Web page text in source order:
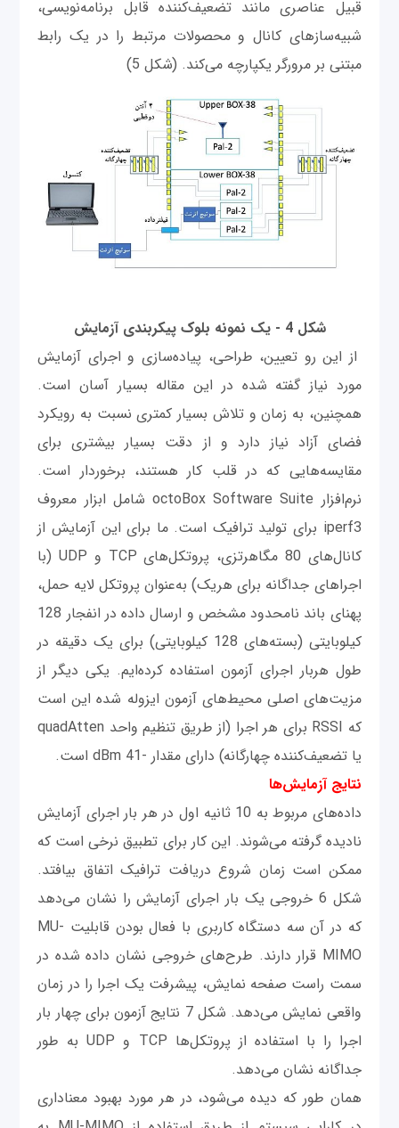
قبیل عناصری مانند تضعیف‌کننده قابل برنامه‌نویسی،
شبیه‌سازهای کانال و محصولات مرتبط را در یک رابط
مبتنی بر مرورگر یکپارچه می‌کند. (شکل 5)
شکل 4 - یک نمونه بلوک پیکربندی آزمایش
از این رو تعیین، طراحی، پیاده‌سازی و اجرای آزمایش
مورد نیاز گفته شده در این مقاله بسیار آسان است.
همچنین، به زمان و تلاش بسیار کمتری نسبت به رویکرد
فضای آزاد نیاز دارد و از دقت بسیار بیشتری برای
مقایسه‌هایی که در قلب کار هستند، برخوردار است.
نرم‌افزار octoBox Software Suite شامل ابزار معروف
iperf3 برای تولید ترافیک است. ما برای این آزمایش از
کانال‌های 80 مگاهرتزی، پروتکل‌های TCP و UDP (با
اجراهای جداگانه برای هریک) به‌عنوان پروتکل لایه حمل،
پهنای باند نامحدود مشخص و ارسال داده در انفجار 128
کیلوبایتی (بسته‌های 128 کیلوبایتی) برای یک دقیقه در
طول هربار اجرای آزمون استفاده کرده‌ایم. یکی دیگر از
مزیت‌های اصلی محیط‌های آزمون ایزوله شده این است
که RSSI برای هر اجرا (از طریق تنظیم واحد quadAtten
یا تضعیف‌کننده چهارگانه) دارای مقدار -41 dBm است.
نتایج آزمایش‌ها
داده‌های مربوط به 10 ثانیه اول در هر بار اجرای آزمایش
نادیده گرفته می‌شوند. این کار برای تطبیق نرخی است که
ممکن است زمان شروع دریافت ترافیک اتفاق بیافتد.
شکل 6 خروجی یک بار اجرای آزمایش را نشان می‌دهد
که در آن سه دستگاه کاربری با فعال بودن قابلیت MU-
MIMO قرار دارند. طرح‌های خروجی نشان داده شده در
سمت راست صفحه نمایش، پیشرفت یک اجرا را در زمان
واقعی نمایش می‌دهد. شکل 7 نتایج آزمون برای چهار بار
اجرا را با استفاده از پروتکل‌ها TCP و UDP به طور
جداگانه نشان می‌دهد.
همان طور که دیده می‌شود، در هر مورد بهبود معناداری